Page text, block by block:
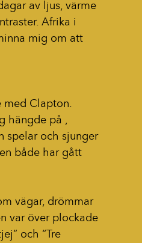
av ljus, värme
Afrika i
mig om att
med Clapton.
hängde på ,
spelar och sjunger
både har gått
vägar, drömmar
var över plockade
och “Tre